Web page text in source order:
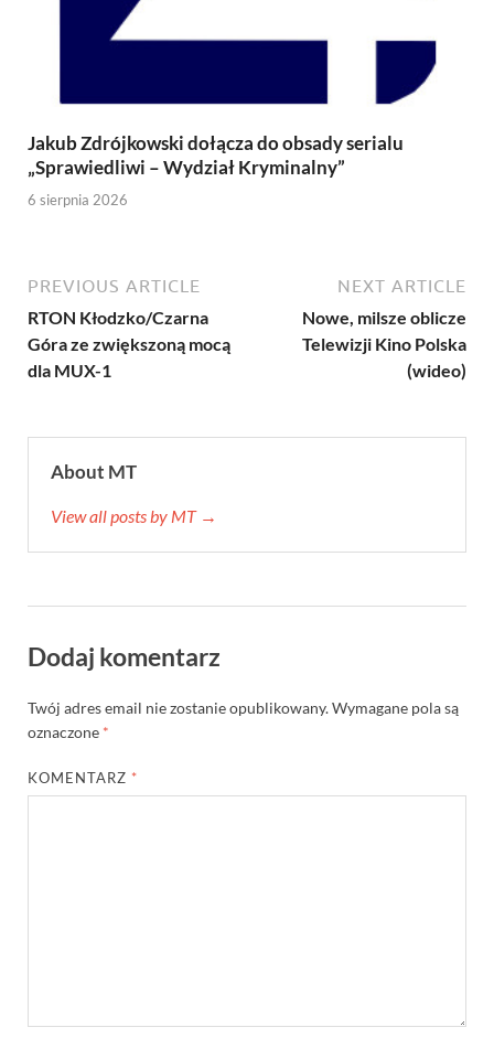
Jakub Zdrójkowski dołącza do obsady serialu
„Sprawiedliwi – Wydział Kryminalny”
6 sierpnia 2026
PREVIOUS ARTICLE
RTON Kłodzko/Czarna
Góra ze zwiększoną mocą
dla MUX-1
NEXT ARTICLE
Nowe, milsze oblicze
Telewizji Kino Polska
(wideo)
About MT
View all posts by MT →
Dodaj komentarz
Twój adres email nie zostanie opublikowany.Wymagane pola są
oznaczone *
KOMENTARZ *